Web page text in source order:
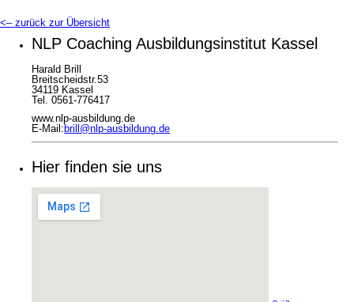
<– zurück zur Übersicht
NLP Coaching Ausbildungsinstitut Kassel
Harald Brill
Breitscheidstr.53
34119 Kassel
Tel. 0561-776417
www.nlp-ausbildung.de
E-Mail: brill@nlp-ausbildung.de
Hier finden sie uns